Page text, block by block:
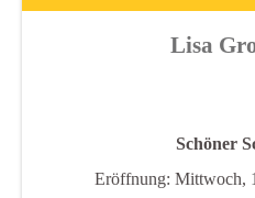
Lisa
Schöner
Eröffnung: Mittwoch,